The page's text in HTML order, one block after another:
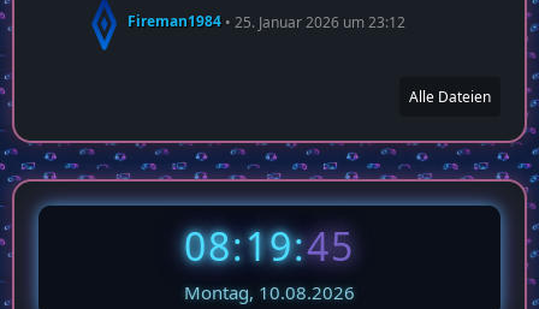
Fireman1984 25. Januar 2026 um 23:12
Alle Dateien
08:19:46
Montag, 10.08.2026